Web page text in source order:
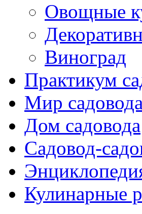
Овощные
Виноград
Практикум
Мир садовода
Дом садовода
Садовод-
Кулинарные